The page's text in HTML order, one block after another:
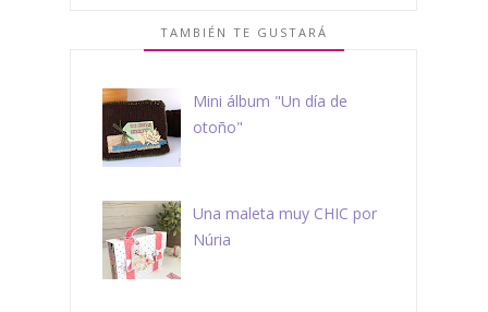
TAMBIÉN TE GUSTARÁ
Mini álbum "Un día de
otoño"
Una maleta muy CHIC por
Núria